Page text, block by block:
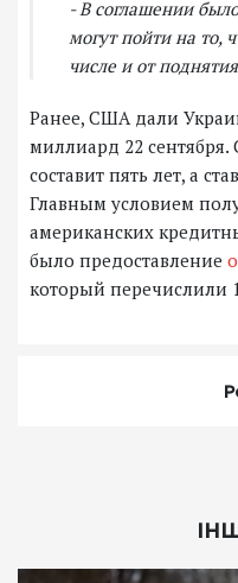
- В соглашении
могут пойти на то,
числе и от
Ранее, США дали
миллиард 22
составит пять лет, а
Главным условием
американских
было предоставление
который перечислили